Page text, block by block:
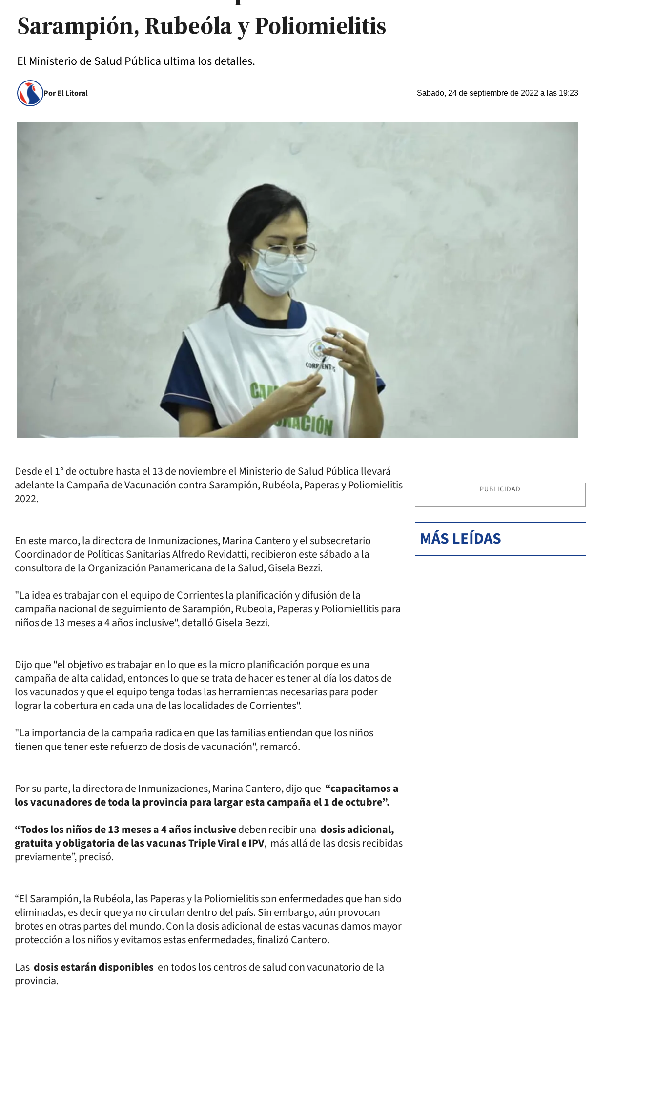
Sarampión, Rubeóla y Poliomielitis
El Ministerio de Salud Pública ultima los detalles.
Por El Litoral Sabado, 24 de septiembre de 2022 a las 19:23
Desde el 1° de octubre hasta el 13 de noviembre el Ministerio de Salud Pública llevará
adelante la Campaña de Vacunación contra Sarampión, Rubéola, Paperas y Poliomielitis
2022.
En este marco, la directora de Inmunizaciones, Marina Cantero y el subsecretario
Coordinador de Políticas Sanitarias Alfredo Revidatti, recibieron este sábado a la
consultora de la Organización Panamericana de la Salud, Gisela Bezzi.
"La idea es trabajar con el equipo de Corrientes la planificación y difusión de la
campaña nacional de seguimiento de Sarampión, Rubeola, Paperas y Poliomiellitis para
niños de 13 meses a 4 años inclusive", detalló Gisela Bezzi.
Dijo que "el objetivo es trabajar en lo que es la micro planificación porque es una
campaña de alta calidad, entonces lo que se trata de hacer es tener al día los datos de
los vacunados y que el equipo tenga todas las herramientas necesarias para poder
lograr la cobertura en cada una de las localidades de Corrientes".
"La importancia de la campaña radica en que las familias entiendan que los niños
tienen que tener este refuerzo de dosis de vacunación", remarcó.
Por su parte, la directora de Inmunizaciones, Marina Cantero, dijo que “capacitamos a
los vacunadores de toda la provincia para largar esta campaña el 1 de octubre”.
“Todos los niños de 13 meses a 4 años inclusivedeben recibir una dosis adicional,
gratuita y obligatoria de las vacunas Triple Viral e IPV, más allá de las dosis recibidas
previamente”, precisó.
“El Sarampión, la Rubéola, las Paperas y la Poliomielitis son enfermedades que han sido
eliminadas, es decir que ya no circulan dentro del país. Sin embargo, aún provocan
brotes en otras partes del mundo. Con la dosis adicional de estas vacunas damos mayor
protección a los niños y evitamos estas enfermedades, finalizó Cantero.
Las dosis estarán disponibles en todos los centros de salud con vacunatorio de la
provincia.
PUBLICIDAD
MÁS LEÍDAS